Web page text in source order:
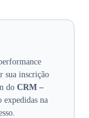
sua inscrição
do CRM –
expedidas na